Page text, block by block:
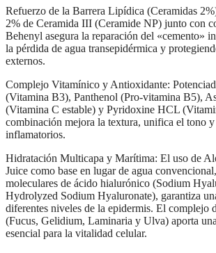
Refuerzo de la Barrera Lipídica (Ceramidas
2% de Ceramida III (Ceramide NP) junto con
Behenyl asegura la reparación del «cemento»
la pérdida de agua transepidérmica y
externos.
Complejo Vitamínico y Antioxidante:
(Vitamina B3), Panthenol (Pro-vitamina B5),
(Vitamina C estable) y Pyridoxine HCL
combinación mejora la textura, unifica el tono y
inflamatorios.
Hidratación Multicapa y Marítima: El uso de
Juice como base en lugar de agua
moleculares de ácido hialurónico (Sodium
Hydrolyzed Sodium Hyaluronate), garantiza
diferentes niveles de la epidermis. El complejo
(Fucus, Gelidium, Laminaria y Ulva) aporta
esencial para la vitalidad celular.